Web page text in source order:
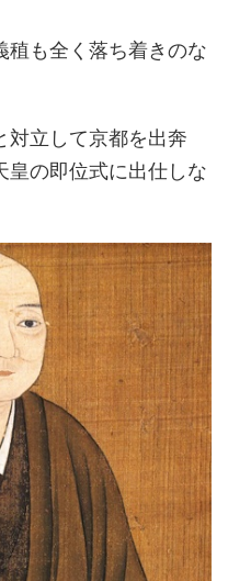
稙も全く落ち着きのな
対立して京都を出奔
皇の即位式に出仕しな